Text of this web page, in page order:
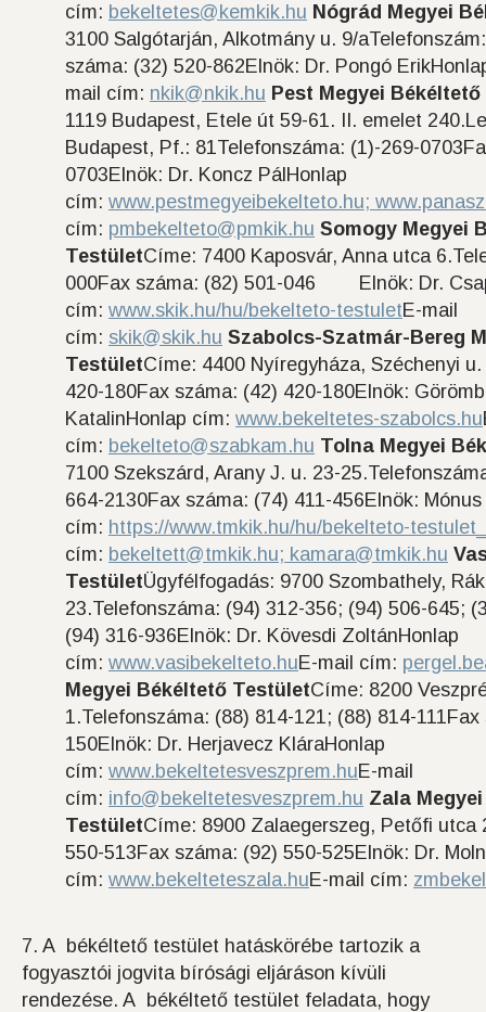
cím: bekeltetes@kemkik.hu Nógrád Megyei
3100 Salgótarján, Alkotmány u. 9/
száma: (32) 520-862Elnök: Dr. Pongó
mail cím: nkik@nkik.hu Pest Megyei
1119 Budapest, Etele út 59-61. II. emelet
Budapest, Pf.: 81Telefonszáma: (1)-269-
0703Elnök: Dr. Koncz PálHonlap
cím: www.pestmegyeibekelteto.hu;
cím: pmbekelteto@pmkik.hu Somogy Megyei
TestületCíme: 7400 Kaposvár, Anna utca
000Fax száma: (82) 501-046 Elnök: Dr.
cím: www.skik.hu/hu/bekelteto-testuletE-mail
cím: skik@skik.hu Szabolcs-Szatmár-Bereg
TestületCíme: 4400 Nyíregyháza, Széchenyi
420-180Fax száma: (42) 420-180Elnök:
KatalinHonlap cím: www.bekeltetes-szabolcs.hu
cím: bekelteto@szabkam.hu Tolna Megyei
7100 Szekszárd, Arany J. u. 23-
664-2130Fax száma: (74) 411-456Elnök:
cím: https://www.tmkik.hu/hu/bekelteto-
cím: bekeltett@tmkik.hu; kamara@tmkik.hu
TestületÜgyfélfogadás: 9700 Szombathely,
23.Telefonszáma: (94) 312-356; (94) 506-645;
(94) 316-936Elnök: Dr. Kövesdi ZoltánHonlap
cím: www.vasibekelteto.huE-mail cím:
Megyei Békéltető TestületCíme: 8200
1.Telefonszáma: (88) 814-121; (88) 814-
150Elnök: Dr. Herjavecz KláraHonlap
cím: www.bekeltetesveszprem.huE-mail
cím: info@bekeltetesveszprem.hu Zala
TestületCíme: 8900 Zalaegerszeg, Petőfi utca
550-513Fax száma: (92) 550-525Elnök: Dr.
cím: www.bekelteteszala.huE-mail cím:
7. A békéltető testület hatáskörébe tartozik a
fogyasztói jogvita bírósági eljáráson kívüli
rendezése. A békéltető testület feladata, hogy